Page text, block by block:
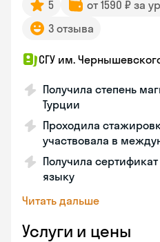
5 от 1590 ₽ за
3 отзыва
СГУ им.
Получила степень
Турции
Проходила
участвовала в
Получила
языку
Читать дальше
Услуги и цены